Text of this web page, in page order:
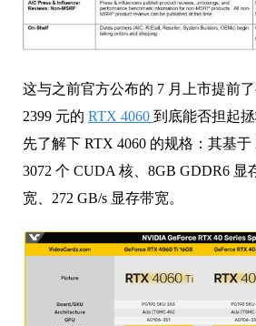
这与之前官方公布的 7 月上市提前
2399 元的 RTX 4060 到底能否担起
先了解下 RTX 4060 的规格：其基于
3072 个 CUDA 核、8GB GDDR6 显
宽、272 GB/s 显存带宽。